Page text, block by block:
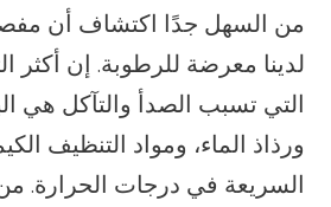
من السهل جدًا اكتشاف أن
لدينا معرضة للرطوبة. إن أكثر
التي تسبب الصدأ والتآكل هي
ورذاذ الماء، ومواد التنظيف
السريعة في درجات الحرارة.